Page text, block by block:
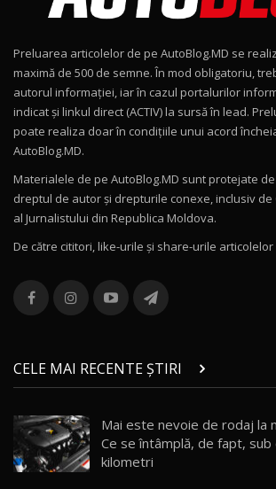
15:22
Mercedes-AMG E 53 HYBRID
Drive AutoBlog.MD
16:27
11
Noul Volvo ES90 / Test Drive
12
Noul MG HS / Test Drive
16:48
13
combină aventura cu luxul /
36:08
chinez care face lumea să se
/ AutoBlog.MD
17:27
15 14:37
Preluarea articolelor de pe AutoBlog.MD se
maximă de 500 de semne. În mod obligatoriu,
autorul informației, iar în cazul portalurilor
indicat și linkul direct (ACTIV) la sursă în lead.
poate realiza doar în condițiile unui acord
AutoBlog.MD.
Materialele de pe AutoBlog.MD sunt protejate
dreptul de autor și drepturile conexe, inclusiv de
al Jurnalistului din Republica Moldova.
De către cititori, like-urile şi share-urile articolelor
CELE MAI RECENTE ȘTIRI
Mai este nevoie de rodaj la
Ce se întâmplă, de fapt, sub
kilometri